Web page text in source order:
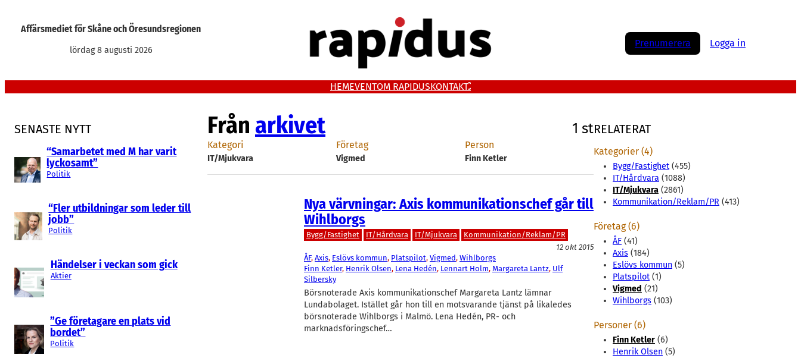
Affärsmediet för Skåne och Öresundsregionen
lördag 8 augusti 2026
Prenumerera Logga in
HEMEVENTOM RAPIDUSKONTAKT
SENASTE NYTT
“Samarbetet med M har varit
lyckosamt”
Politik
“Fler utbildningar som leder till
jobb”
Politik
Händelser i veckan som gick
Aktier
”Ge företagare en plats vid
bordet”
Politik
Från arkivet 1 st
Kategori
IT/Mjukvara
Företag
Vigmed
Person
Finn Ketler
Nya värvningar: Axis kommunikationschef går till
Wihlborgs
Bygg/Fastighet IT/Hårdvara IT/Mjukvara
Kommunikation/Reklam/PR
12 okt 2015
ÅF, Axis, Eslövs kommun, Platspilot, Vigmed, Wihlborgs
Finn Ketler, Henrik Olsen, Lena Hedén, Lennart Holm, Margareta Lantz, Ulf
Silbersky
Börsnoterade Axis kommunikationschef Margareta Lantz lämnar
Lundabolaget. Istället går hon till en motsvarande tjänst på likaledes
börsnoterade Wihlborgs i Malmö. Lena Hedén, PR- och
marknadsföringschef…
RELATERAT
Kategorier (4)
Bygg/Fastighet (455)
IT/Hårdvara (1088)
IT/Mjukvara (2861)
Kommunikation/Reklam/PR (413)
Företag (6)
ÅF (41)
Axis (184)
Eslövs kommun (5)
Platspilot (1)
Vigmed (21)
Wihlborgs (103)
Personer (6)
Finn Ketler (6)
Henrik Olsen (5)